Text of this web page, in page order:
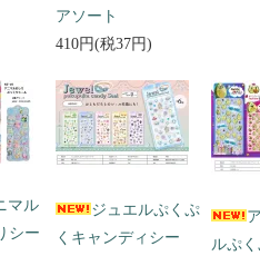
アソート
410円(税37円)
マル
シー
ジュエルぷくぷ
くキャンディシー
ルぷ